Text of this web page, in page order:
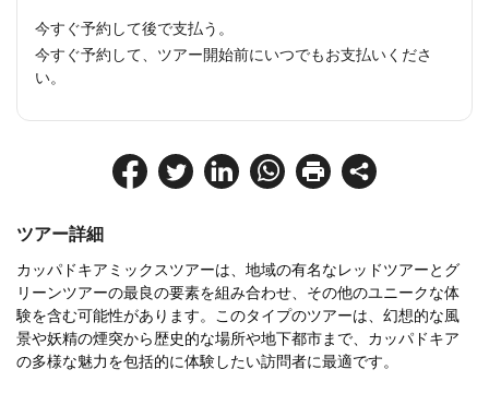
ツアー詳細
カッパドキアミックスツアーは、地域の有名なレッドツアーとグ
リーンツアーの最良の要素を組み合わせ、その他のユニークな体
験を含む可能性があります。このタイプのツアーは、幻想的な風
景や妖精の煙突から歴史的な場所や地下都市まで、カッパドキア
の多様な魅力を包括的に体験したい訪問者に最適です。
今すぐ予約して後で支払う。
今すぐ予約して、ツアー開始前にいつでもお支払いくださ
い。